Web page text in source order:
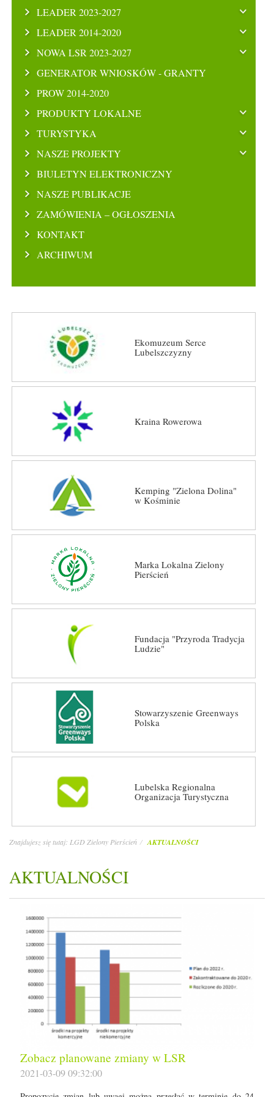
LEADER 2023-2027
LEADER 2014-2020
NOWA LSR 2023-2027
GENERATOR WNIOSKÓW - GRANTY
PROW 2014-2020
PRODUKTY LOKALNE
TURYSTYKA
NASZE PROJEKTY
BIULETYN ELEKTRONICZNY
NASZE PUBLIKACJE
ZAMÓWIENIA – OGŁOSZENIA
KONTAKT
ARCHIWUM
Ekomuzeum Serce
Lubelszczyzny
Kraina Rowerowa
Kemping "Zielona Dolina"
w Kośminie
Marka Lokalna Zielony
Pierścień
Fundacja "Przyroda Tradycja
Ludzie"
Stowarzyszenie Greenways
Polska
Lubelska Regionalna
Organizacja Turystyczna
Znajdujesz się tutaj: LGD Zielony Pierścień AKTUALNOŚCI
AKTUALNOŚCI
Zobacz planowane zmiany w LSR
2021-03-09 09:32:00